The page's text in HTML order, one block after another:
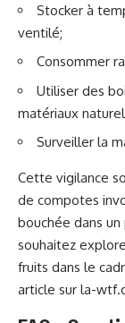
Stocker à
ventilé;
Consommer
Utiliser des
matériaux
Surveiller la
Cette vigilance
de compotes
bouchée dans
souhaitez
fruits dans le
article sur la-